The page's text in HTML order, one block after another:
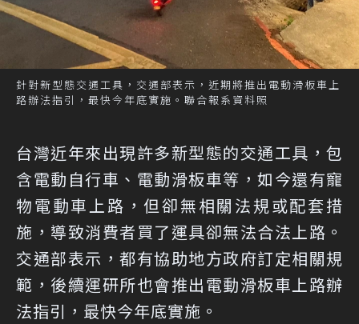
針對新型態交通工具，交通部表示，近期將推出電動滑板車上
路辦法指引，最快今年底實施。聯合報系資料照
台灣近年來出現許多新型態的交通工具，包
含電動自行車、電動滑板車等，如今還有寵
物電動車上路，但卻無相關法規或配套措
施，導致消費者買了運具卻無法合法上路。
交通部表示，都有協助地方政府訂定相關規
範，後續運研所也會推出電動滑板車上路辦
法指引，最快今年底實施。